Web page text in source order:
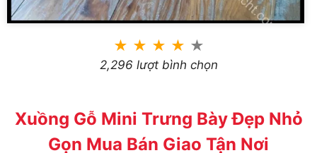
★ ★ ★ ★ ★
2,296 lượt bình chọn
Xuồng Gỗ Mini Trưng Bày Đẹp Nhỏ
Gọn Mua Bán Giao Tận Nơi